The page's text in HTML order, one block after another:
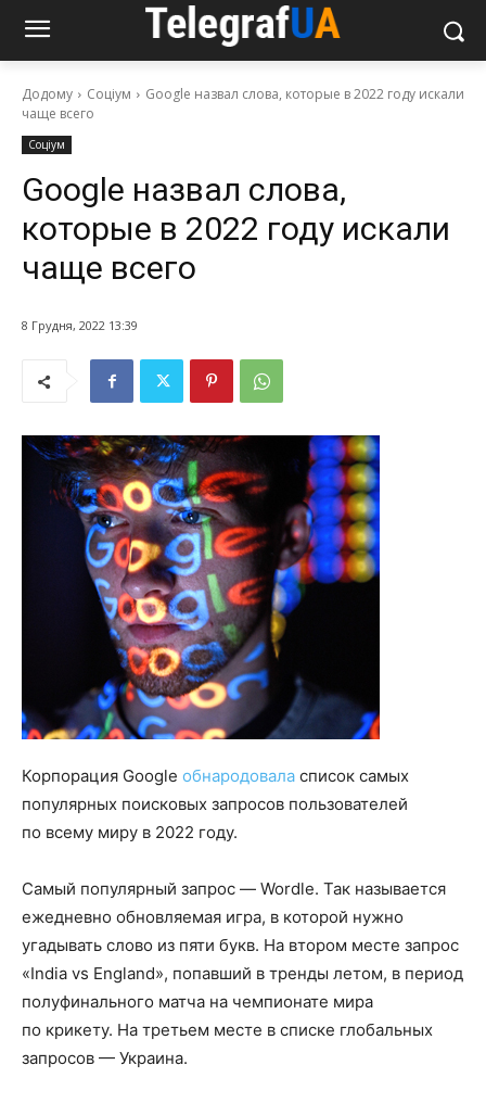
Додому Соціум
Google назвал слова, которые в 2022 году искали
чаще всего
Соціум
Google назвал слова,
которые в 2022 году искали
чаще всего
8 Грудня, 2022 13:39
Корпорация Google обнародовала список самых
популярных поисковых запросов пользователей
по всему миру в 2022 году.
Самый популярный запрос — Wordle. Так называется
ежедневно обновляемая игра, в которой нужно
угадывать слово из пяти букв. На втором месте запрос
«India vs England», попавший в тренды летом, в период
полуфинального матча на чемпионате мира
по крикету. На третьем месте в списке глобальных
запросов — Украина.